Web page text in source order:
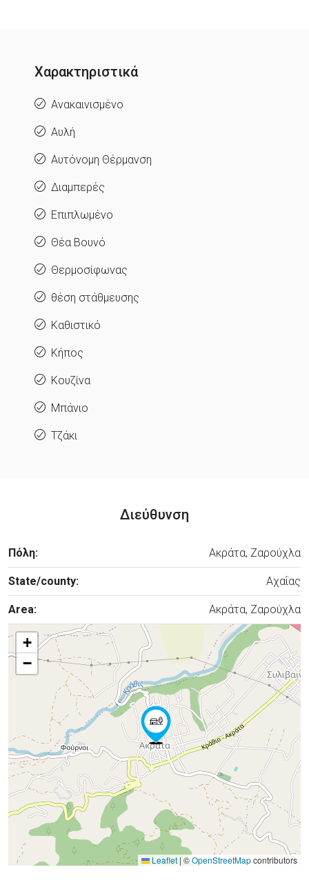
Χαρακτηριστικά
Ανακαινισμένο
Αυλή
Αυτόνομη Θέρμανση
Διαμπερές
Επιπλωμένο
Θέα Βουνό
Θερμοσίφωνας
θέση στάθμευσης
Καθιστικό
Κήπος
Κουζίνα
Μπάνιο
Τζάκι
Διεύθυνση
Πόλη: Ακράτα, Ζαρούχλα
State/county: Αχαΐας
Area: Ακράτα, Ζαρούχλα
+
−
Leaflet | ©OpenStreetMapcontributors